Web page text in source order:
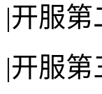
|开服
|开服